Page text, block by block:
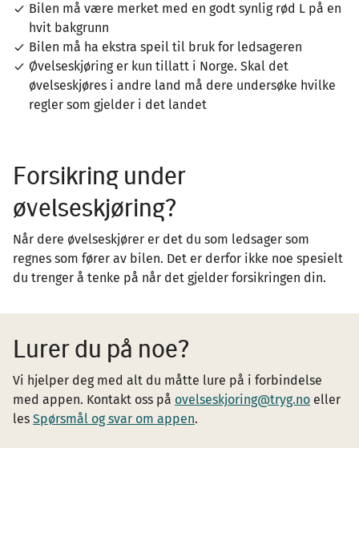
Bilen må være merket med en godt synlig rød L på en
hvit bakgrunn​
Bilen må ha ekstra speil til bruk for ledsageren
​Øvelseskjøring er kun tillatt i Norge. Skal det
øvelseskjøres i andre land må dere undersøke hvilke
regler som gjelder i det landet
Forsikring under
øvelseskjøring?
Når dere øvelseskjører er det du som ledsager som
regnes som fører av bilen. Det er derfor ikke noe spesielt
du trenger å tenke på når det gjelder forsikringen din.
Lurer du på noe?
Vi hjelper deg med alt du måtte lure på i forbindelse
med appen. Kontakt oss på ovelseskjoring@tryg.no eller
les Spørsmål og svar om appen.